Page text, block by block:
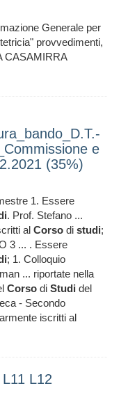
Generale per
provvedimenti,
CASAMIRRA
e
(35%)
1. Essere
. Prof. Stefano ...
al Corso di studi;
3 ... . Essere
; 1. Colloquio
... riportate nella
Corso di Studi del
- Secondo
iscritti al
L12